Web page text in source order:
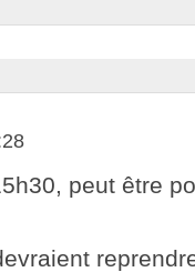
peut être